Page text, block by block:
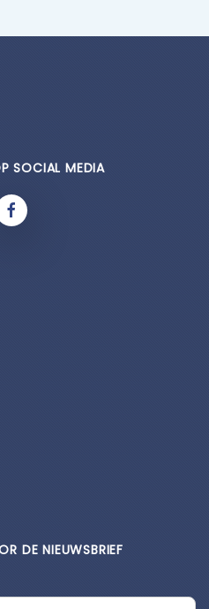
SOCIAL MEDIA
DE NIEUWSBRIEF